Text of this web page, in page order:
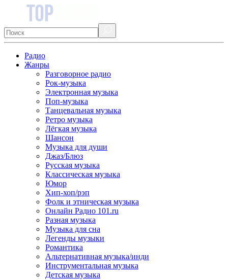
Радио
Жанры
Разговорное радио
Рок-музыка
Электронная музыка
Поп-музыка
Танцевальная музыка
Ретро музыка
Лёгкая музыка
Шансон
Музыка для души
Джаз/Блюз
Русская музыка
Классическая музыка
Юмор
Хип-хоп/рэп
Фолк и этническая музыка
Онлайн Радио 101.ru
Разная музыка
Музыка для сна
Легенды музыки
Романтика
Альтернативная музыка/инди
Инструментальная музыка
Детская музыка